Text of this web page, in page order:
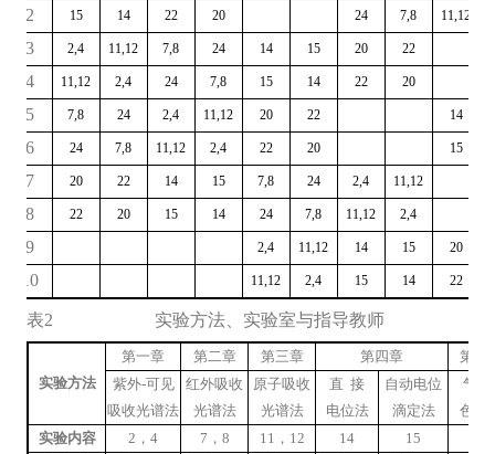
2 15 14 22 20 24 7,8 11,12
3 2,4 11,12 7,8 24 14 15 20 22
4 11,12 2,4 24 7,8 15 14 22 20
5 7,8 24 2,4 11,12 20 22 14
6 24 7,8 11,12 2,4 22 20 15
7 20 22 14 15 7,8 24 2,4 11,12
8 22 20 15 14 24 7,8 11,12 2,4
9 2,4 11,12 14 15 20
10 11,12 2,4 15 14 22
表2 实验方法、实验室与指导教师
实验方法
第一章 第二章 第三章 第四章
第五
紫外-可见
吸收光谱法
红外吸收
光谱法
原子吸收
光谱法
直 接
电位法
自动电位
滴定法
气
色谱
实验内容
2 ， 4 7 ， 8 11 ， 12 14 15